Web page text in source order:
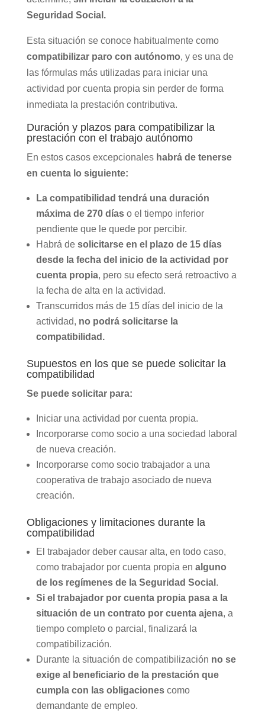
Seguridad Social.
Esta situación se conoce habitualmente como
compatibilizar paro con autónomo, y es una de
las fórmulas más utilizadas para iniciar una
actividad por cuenta propia sin perder de forma
inmediata la prestación contributiva.
Duración y plazos para compatibilizar la
prestación con el trabajo autónomo
En estos casos excepcionales habrá de tenerse
en cuenta lo siguiente:
La compatibilidad tendrá una duración
máxima de 270 días o el tiempo inferior
pendiente que le quede por percibir.
Habrá de solicitarse en el plazo de 15 días
desde la fecha del inicio de la actividad por
cuenta propia, pero su efecto será retroactivo a
la fecha de alta en la actividad.
Transcurridos más de 15 días del inicio de la
actividad, no podrá solicitarse la
compatibilidad.
Supuestos en los que se puede solicitar la
compatibilidad
Se puede solicitar para:
Iniciar una actividad por cuenta propia.
Incorporarse como socio a una sociedad laboral
de nueva creación.
Incorporarse como socio trabajador a una
cooperativa de trabajo asociado de nueva
creación.
Obligaciones y limitaciones durante la
compatibilidad
El trabajador deber causar alta, en todo caso,
como trabajador por cuenta propia en alguno
de los regímenes de la Seguridad Social .
Si el trabajador por cuenta propia pasa a la
situación de un contrato por cuenta ajena, a
tiempo completo o parcial, finalizará la
compatibilización.
Durante la situación de compatibilización no se
exige al beneficiario de la prestación que
cumpla con las obligaciones como
demandante de empleo.